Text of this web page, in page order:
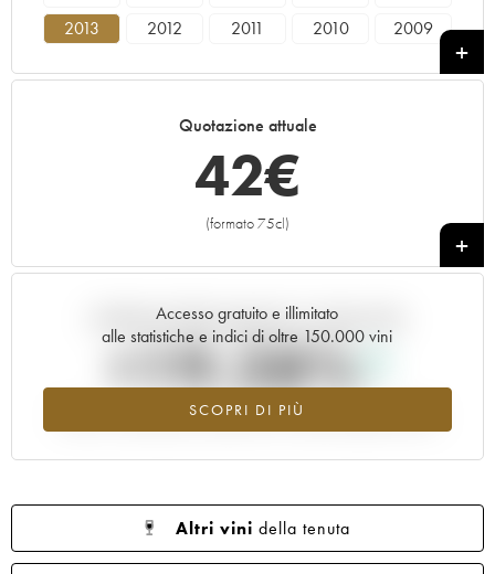
2013
2012 2011 2010
2009
Quotazione attuale
42€
(formato 75cl)
+
Accesso gratuito e illimitato
alle statistiche e indici di oltre 150.000 vini
SCOPRI DI PIÙ
Andamento della quotazione in tempo reale
+19.28%
Valore in aumento per l'annata 2013 nel 2026 rispetto al 2025
Altri vini della tenuta